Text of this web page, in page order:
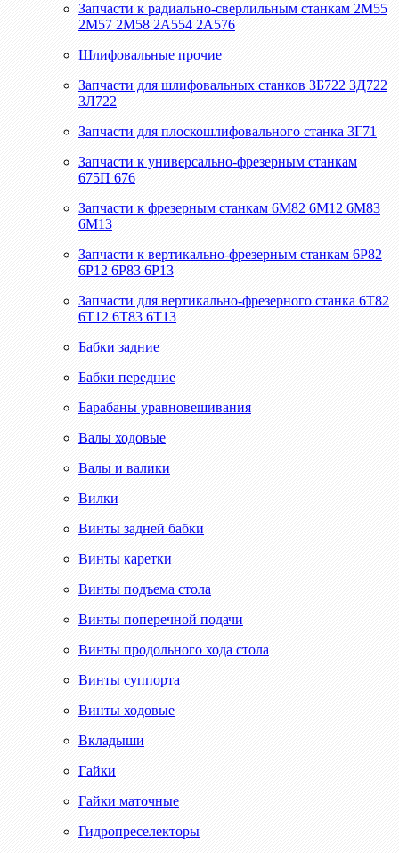
Запчасти к радиально-сверлильным станкам 2М55
2М57 2М58 2А554 2А576
Шлифовальные прочие
Запчасти для шлифовальных станков 3Б722 3Д722
3Л722
Запчасти для плоскошлифовального станка 3Г71
Запчасти к универсально-фрезерным станкам
675П 676
Запчасти к фрезерным станкам 6М82 6М12 6М83
6М13
Запчасти к вертикально-фрезерным станкам 6Р82
6Р12 6Р83 6Р13
Запчасти для вертикально-фрезерного станка 6Т82
6Т12 6Т83 6Т13
Бабки задние
Бабки передние
Барабаны уравновешивания
Валы ходовые
Валы и валики
Вилки
Винты задней бабки
Винты каретки
Винты подъема стола
Винты поперечной подачи
Винты продольного хода стола
Винты суппорта
Винты ходовые
Вкладыши
Гайки
Гайки маточные
Гидропреселекторы